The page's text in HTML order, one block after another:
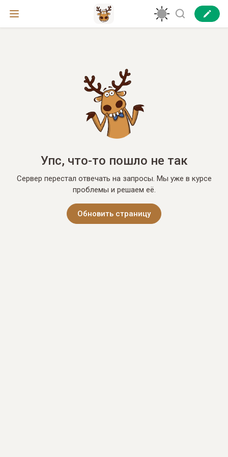
Упс, что-то пошло не так
Сервер перестал отвечать на запросы. Мы уже в курсе
проблемы и решаем её.
Обновить страницу